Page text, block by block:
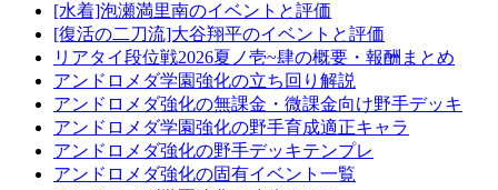
[水着]泡瀬満里南のイベントと評価
[復活の二刀流]大谷翔平のイベントと評価
リアタイ段位戦2026夏ノ壱~肆の概要・報酬まとめ
アンドロメダ学園強化の立ち回り解説
アンドロメダ強化の無課金・微課金向け野手デッキ
アンドロメダ学園強化の野手育成適正キャラ
アンドロメダ強化の野手デッキテンプレ
アンドロメダ強化の固有イベント一覧